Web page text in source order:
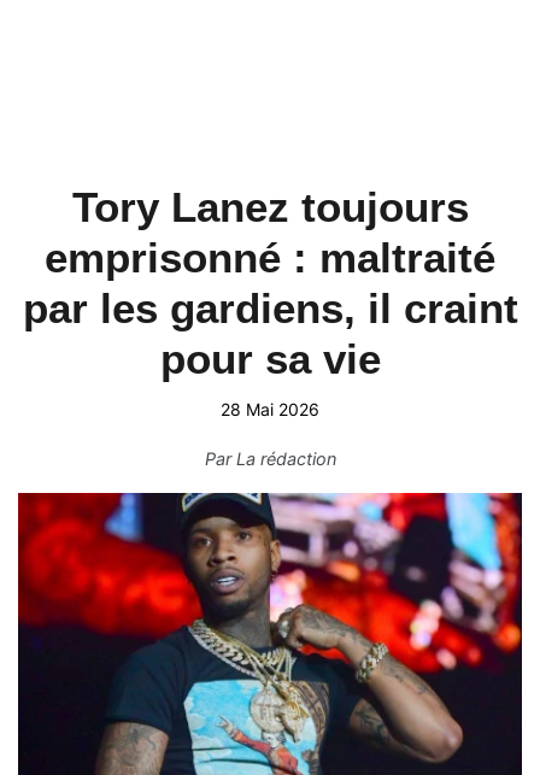
Tory Lanez toujours
emprisonné : maltraité
par les gardiens, il craint
pour sa vie
28 Mai 2026
ParLa rédaction